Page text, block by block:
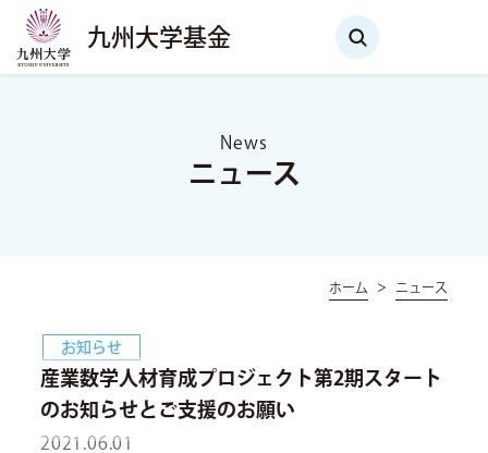
九州大学基金
News
ニュース
ホーム ニュース
お知らせ
産業数学人材育成プロジェクト第2期スタート
のお知らせとご支援のお願い
2021.06.01